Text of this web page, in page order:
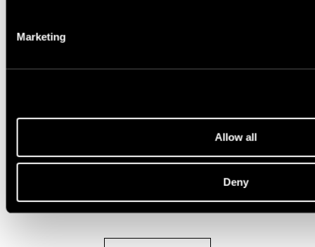
Marketing
Allow all
Deny
Perskaičiau ir sutinku suprivatumo politika